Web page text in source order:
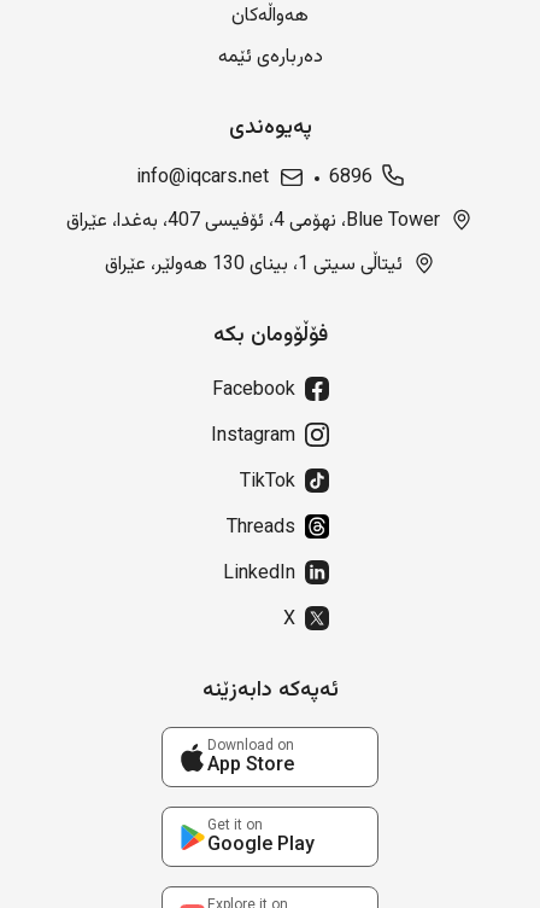
هەواڵەکان
دەربارەی ئێمە
پەیوەندی
6896
info@iqcars.net
Blue Tower، نهۆمی 4، ئۆفیسی 407، بەغدا، عێراق
ئیتاڵی سیتی 1، بینای 130 هەولێر، عێراق
فۆڵۆومان بکە
Facebook
Instagram
TikTok
Threads
LinkedIn
X
ئەپەکە دابەزێنە
Download on
App Store
Get it on
Google Play